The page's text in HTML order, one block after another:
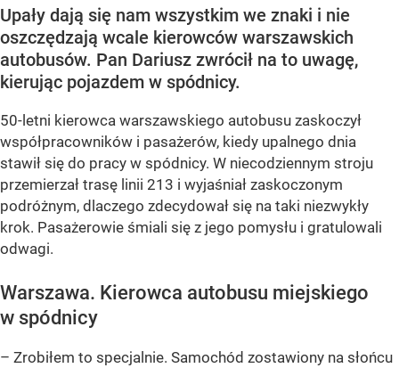
Upały dają się nam wszystkim we znaki i nie
oszczędzają wcale kierowców warszawskich
autobusów. Pan Dariusz zwrócił na to uwagę,
kierując pojazdem w spódnicy.
50-letni kierowca warszawskiego autobusu zaskoczył
współpracowników i pasażerów, kiedy upalnego dnia
stawił się do pracy w spódnicy. W niecodziennym stroju
przemierzał trasę linii 213 i wyjaśniał zaskoczonym
podróżnym, dlaczego zdecydował się na taki niezwykły
krok. Pasażerowie śmiali się z jego pomysłu i gratulowali
odwagi.
Warszawa. Kierowca autobusu miejskiego
w spódnicy
– Zrobiłem to specjalnie. Samochód zostawiony na słońcu